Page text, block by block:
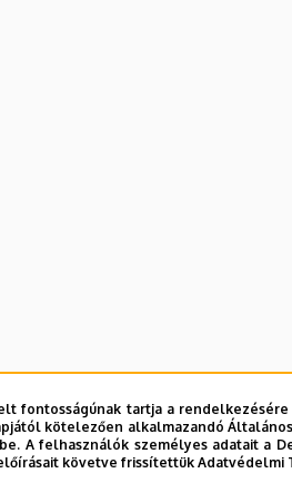
fontosságúnak tartja a
kötelezően alkalmazandó
A felhasználók személyes adatait a
előírásait követve frissítettük